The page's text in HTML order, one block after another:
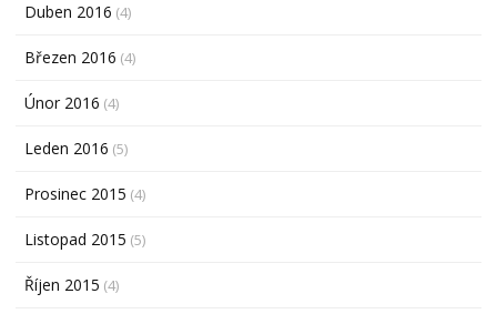
Duben 2016 (4)
Březen 2016 (4)
Únor 2016 (4)
Leden 2016 (5)
Prosinec 2015 (4)
Listopad 2015 (5)
Říjen 2015 (4)